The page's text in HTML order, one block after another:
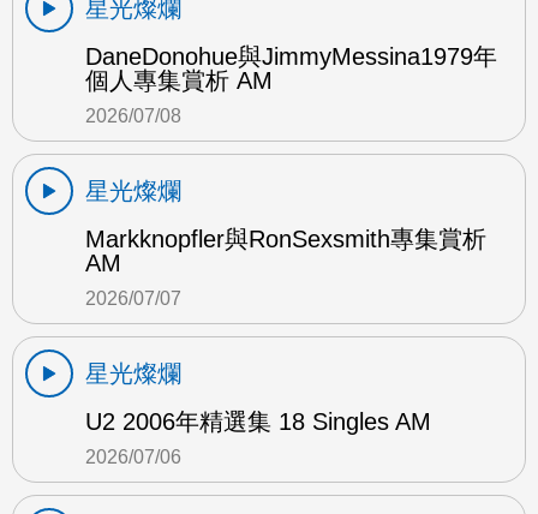
星光燦爛
DaneDonohue與JimmyMessina1979年
個人專集賞析 AM
2026/07/08
星光燦爛
Markknopfler與RonSexsmith專集賞析
AM
2026/07/07
星光燦爛
U2 2006年精選集 18 Singles AM
2026/07/06